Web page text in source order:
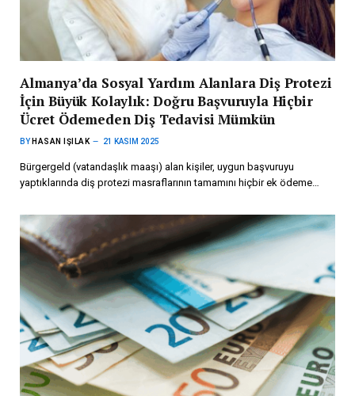
Almanya’da Sosyal Yardım Alanlara Diş Protezi
İçin Büyük Kolaylık: Doğru Başvuruyla Hiçbir
Ücret Ödemeden Diş Tedavisi Mümkün
BY HASAN IŞILAK 21 KASIM 2025
Bürgergeld (vatandaşlık maaşı) alan kişiler, uygun başvuruyu
yaptıklarında diş protezi masraflarının tamamını hiçbir ek ödeme…